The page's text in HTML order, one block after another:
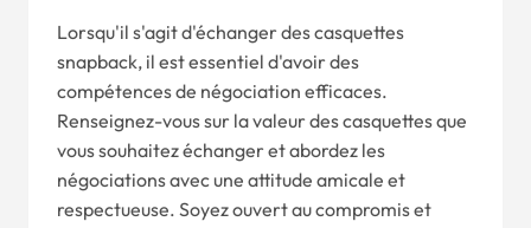
Lorsqu'il s'agit d'échanger des casquettes
snapback, il est essentiel d'avoir des
compétences de négociation efficaces.
Renseignez-vous sur la valeur des casquettes que
vous souhaitez échanger et abordez les
négociations avec une attitude amicale et
respectueuse. Soyez ouvert au compromis et